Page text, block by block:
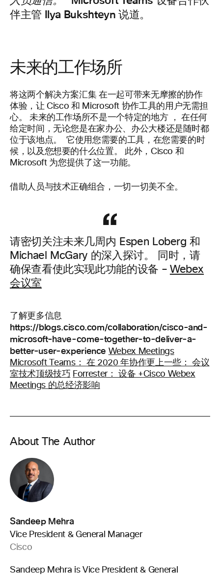
伴主管 Ilya Bukshteyn 说道。
未来的工作场所
将这两个解决方案汇集在一起可带来无摩擦的协作
体验，让 Cisco 和 Microsoft 协作工具的用户无需担
心。 未来的工作场所不是一个特定的地方 ， 在任何
给定时间，无论您是在家办公、办公大楼还是随时都
位于该地点。 它使用您需要的工具，在您需要的时
候，以及您想要的什么位置。 此外，Cisco 和
Microsoft 为您提供了这一功能。
借助人员与技术正确组合，一切一切美不全。
请密切关注未来几周内 Espen Loberg 和
Michael McGary 的深入探讨。 同时，请
确保查看使此实现此功能的设备 – Webex
会议室
了解更多信息
https://blogs.cisco.com/collaboration/cisco-and-
microsoft-have-come-together-to-deliver-a-
better-user-experience Webex Meetings
Microsoft Teams： 在 2020 年协作更上一些： 会议
室技术顶级技巧 Forrester： 设备 +Cisco Webex
Meetings 的总经济影响
About The Author
Sandeep Mehra
Vice President & General Manager
Cisco
Sandeep Mehra is Vice President & General